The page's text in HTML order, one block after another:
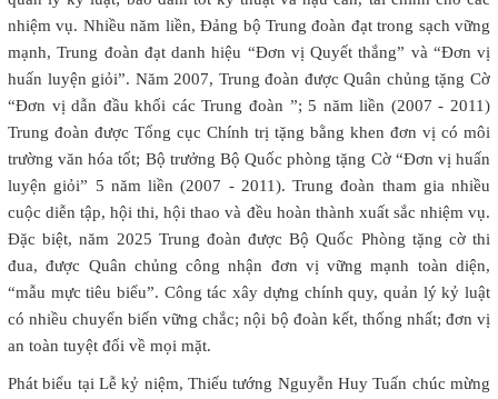
nhiệm vụ. Nhiều năm liền, Đảng bộ Trung đoàn đạt trong sạch vững
mạnh, Trung đoàn đạt danh hiệu “Đơn vị Quyết thắng” và “Đơn vị
huấn luyện giỏi”. Năm 2007, Trung đoàn được Quân chủng tặng Cờ
“Đơn vị dẫn đầu khối các Trung đoàn ”; 5 năm liền (2007 - 2011)
Trung đoàn được Tổng cục Chính trị tặng bằng khen đơn vị có môi
trường văn hóa tốt; Bộ trưởng Bộ Quốc phòng tặng Cờ “Đơn vị huấn
luyện giỏi” 5 năm liền (2007 - 2011). Trung đoàn tham gia nhiều
cuộc diễn tập, hội thi, hội thao và đều hoàn thành xuất sắc nhiệm vụ.
Đặc biệt, năm 2025 Trung đoàn được Bộ Quốc Phòng tặng cờ thi
đua, được Quân chủng công nhận đơn vị vững mạnh toàn diện,
“mẫu mực tiêu biểu”. Công tác xây dựng chính quy, quản lý kỷ luật
có nhiều chuyển biến vững chắc; nội bộ đoàn kết, thống nhất; đơn vị
an toàn tuyệt đối về mọi mặt.
Phát biểu tại Lễ kỷ niệm, Thiếu tướng Nguyễn Huy Tuấn chúc mừng